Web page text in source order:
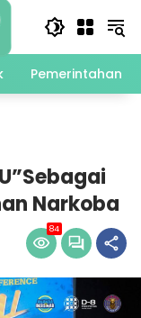
Pemerintahan
Narkoba
84